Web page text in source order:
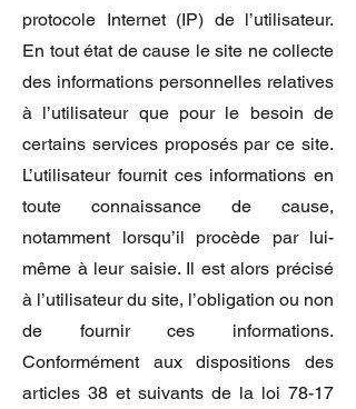
protocole Internet (IP) de l’utilisateur.
En tout état de cause le site ne collecte
des informations personnelles relatives
à l’utilisateur que pour le besoin de
certains services proposés par ce site.
L’utilisateur fournit ces informations en
toute connaissance de cause,
notamment lorsqu’il procède par lui-
même à leur saisie. Il est alors précisé
à l’utilisateur du site, l’obligation ou non
de fournir ces informations.
Conformément aux dispositions des
articles 38 et suivants de la loi 78-17